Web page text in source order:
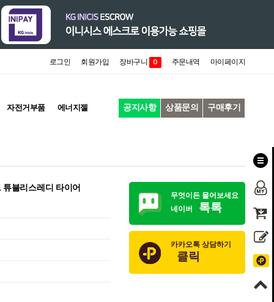
로그인 회원가입 장바구니 0 주문내역 마이페이지
자전거부품 에너지젤 공지사항 상품문의 구매후기
블리스레디 타이어
무엇이든 물어보세요
네이버
톡톡
카카오톡 상담하기
클릭